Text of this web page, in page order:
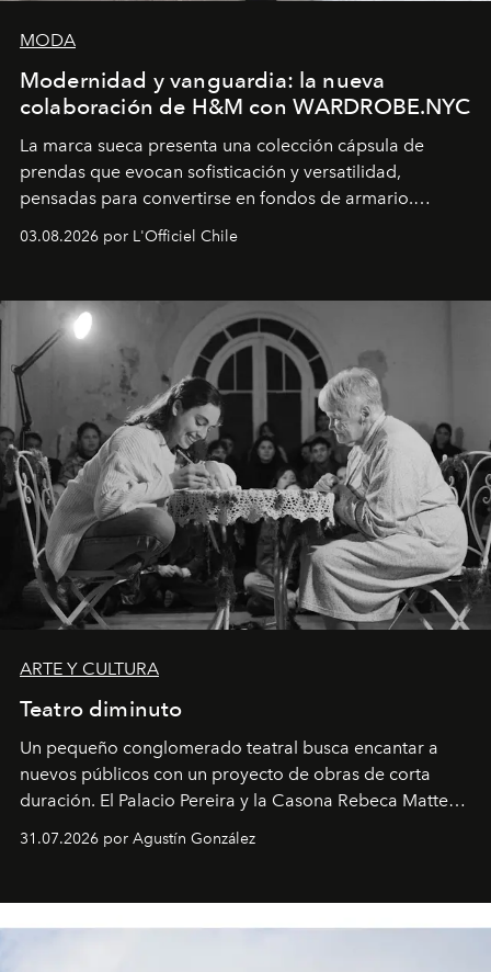
MODA
Modernidad y vanguardia: la nueva
colaboración de H&M con WARDROBE.NYC
La marca sueca presenta una colección cápsula de
prendas que evocan sofisticación y versatilidad,
pensadas para convertirse en fondos de armario.
Disponible en Chile desde el 6 de agosto.
03.08.2026 por L'Officiel Chile
ARTE Y CULTURA
Teatro diminuto
Un pequeño conglomerado teatral busca encantar a
nuevos públicos con un proyecto de obras de corta
duración. El Palacio Pereira y la Casona Rebeca Matte
son algunos de los lugares que han albergado estas
miniobras. Sus puestas en escena son limpias; ponen el
31.07.2026 por Agustín González